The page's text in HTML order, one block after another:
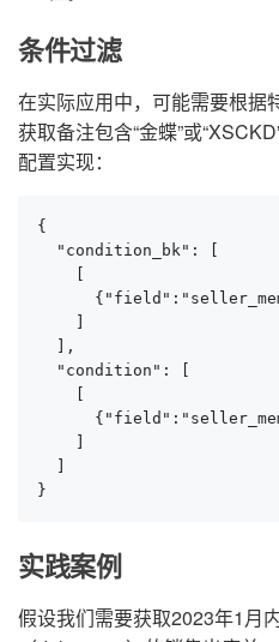
条件过滤
在实际应用中，可能需要根据
获取备注包含“金蝶”或
配置实现：
{
  "condition_bk": [
  ],
  "condition": [
}
实践案例
假设我们需要获取2023年1月